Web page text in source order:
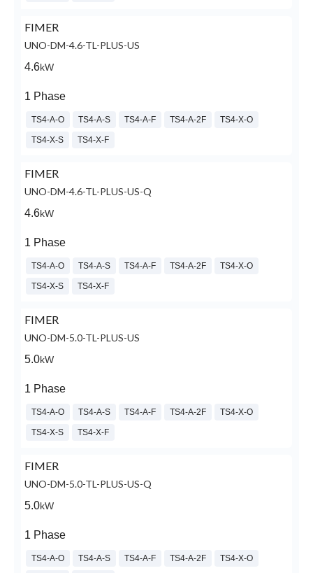
FIMER
UNO-DM-4.6-TL-PLUS-US
4.6kW
1 Phase
TS4-A-O TS4-A-S TS4-A-F TS4-A-2F TS4-X-O
TS4-X-S TS4-X-F
FIMER
UNO-DM-4.6-TL-PLUS-US-Q
4.6kW
1 Phase
TS4-A-O TS4-A-S TS4-A-F TS4-A-2F TS4-X-O
TS4-X-S TS4-X-F
FIMER
UNO-DM-5.0-TL-PLUS-US
5.0kW
1 Phase
TS4-A-O TS4-A-S TS4-A-F TS4-A-2F TS4-X-O
TS4-X-S TS4-X-F
FIMER
UNO-DM-5.0-TL-PLUS-US-Q
5.0kW
1 Phase
TS4-A-O TS4-A-S TS4-A-F TS4-A-2F TS4-X-O